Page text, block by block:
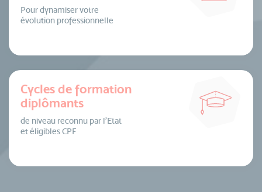
Pour dynamiser votre
évolution professionnelle
Cycles de formation
diplômants
de niveau reconnu par l’Etat
et éligibles CPF